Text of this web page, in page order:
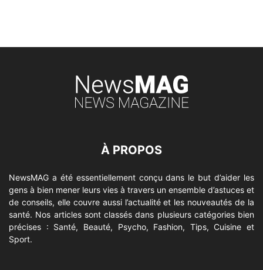
À PROPOS
NewsMAG a été essentiellement conçu dans le but d’aider les
gens à bien mener leurs vies à travers un ensemble d’astuces et
de conseils, elle couvre aussi l’actualité et les nouveautés de la
santé. Nos articles sont classés dans plusieurs catégories bien
précises : Santé, Beauté, Psycho, Fashion, Tips, Cuisine et
Sport.